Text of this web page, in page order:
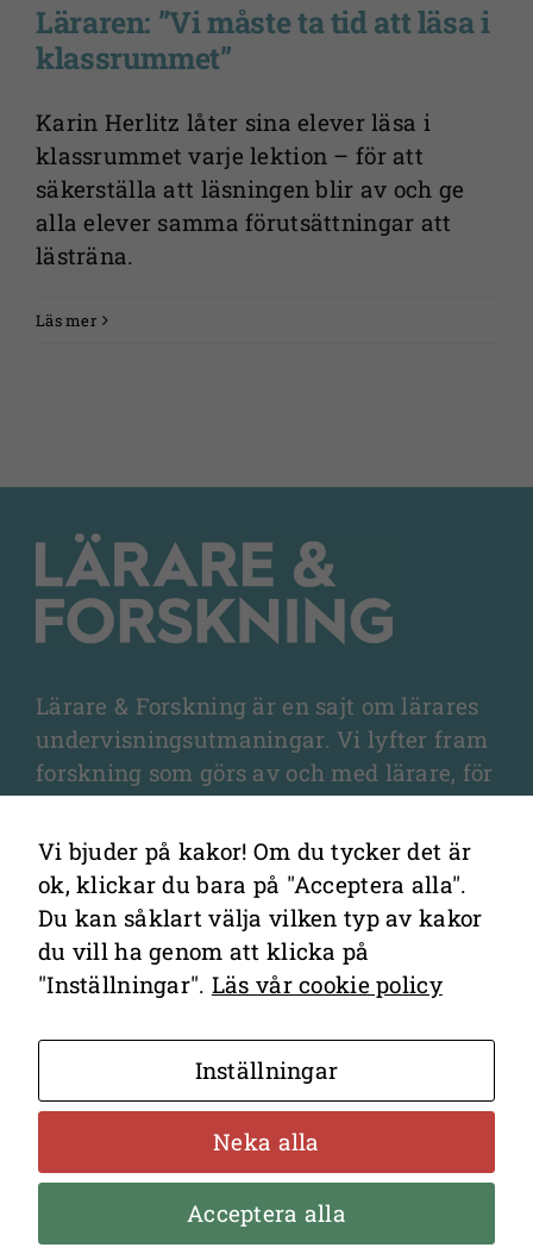
Läraren: ”Vi måste ta tid att läsa i
klassrummet”
Karin Herlitz låter sina elever läsa i
klassrummet varje lektion – för att
säkerställa att läsningen blir av och ge
alla elever samma förutsättningar att
lästräna.
Läs mer
Lärare & Forskning är en sajt om lärares
undervisningsutmaningar. Vi lyfter fram
forskning som görs av och med lärare, för
lärare, och som fördjupar olika aspekter
av undervisningen och elevernas
lärande.
Kontakta redaktionen
Hantering av personuppgifter
Bakom sajten står Lärarstiftelsen
Vi bjuder på kakor! Om du tycker det är
ok, klickar du bara på "Acceptera alla".
Du kan såklart välja vilken typ av kakor
du vill ha genom att klicka på
"Inställningar". Läs vår cookie policy
Inställningar
Neka alla
Acceptera alla
fungera.
För att vi ska
kunna
förbättra
webbplatsens
För att vår
webbplats
ska prestera
så bra som
ditt besök.
Om du nekar
de här
kakorna
funktionalitet
att försvinna
från
webbplatsen.
med dig av dina
intressen och ditt
beteende när du
surfar ökar du
chansen att få se